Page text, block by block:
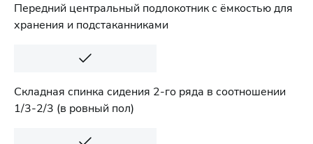
Передний центральный подлокотник с ёмкостью для
хранения и подстаканниками
Складная спинка сидения 2-го ряда в соотношении
1/3-2/3 (в ровный пол)